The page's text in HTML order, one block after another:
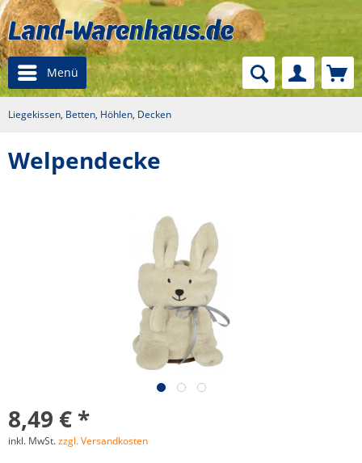
Menü
Liegekissen, Betten, Höhlen, Decken
Welpendecke
8,49 € *
inkl. MwSt.zzgl. Versandkosten